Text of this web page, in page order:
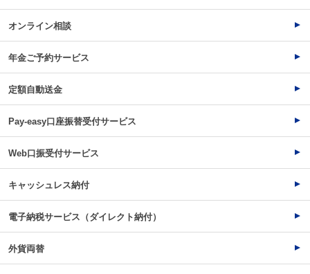
オンライン相談
年金ご予約サービス
定額自動送金
Pay-easy口座振替受付サービス
Web口振受付サービス
キャッシュレス納付
電子納税サービス（ダイレクト納付）
外貨両替